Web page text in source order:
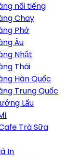
nổi tiếng
Chay
Phở
Âu
Nhật
Thái
Hàn Quốc
Trung Quốc
Lẩu
Trà Sữa
In